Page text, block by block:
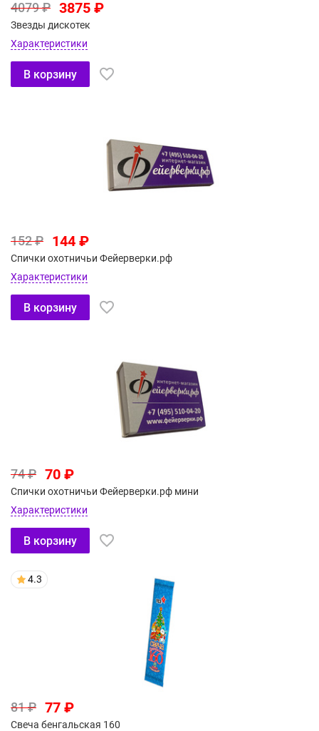
4079 ₽ 3875 ₽
Звезды дискотек
Характеристики
В корзину
152 ₽ 144 ₽
Спички охотничьи Фейерверки.рф
Характеристики
В корзину
74 ₽ 70 ₽
Спички охотничьи Фейерверки.рф мини
Характеристики
В корзину
4.3
81 ₽ 77 ₽
Свеча бенгальская 160